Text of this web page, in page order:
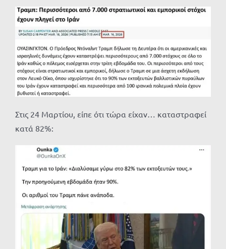
Στις 24 Μαρτίου, είπε ότι τώρα είχαν… καταστραφεί
κατά 82%: